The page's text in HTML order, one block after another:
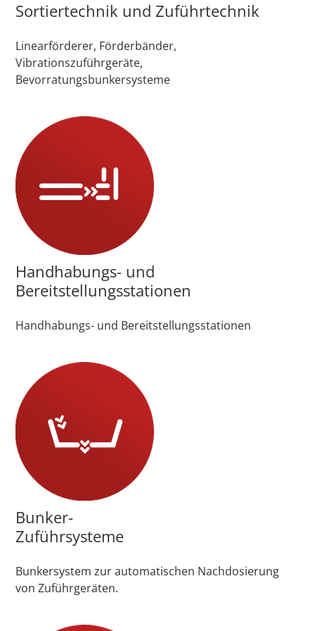
Sortiertechnik und Zuführtechnik
Linearförderer, Förderbänder,
Vibrationszuführgeräte,
Bevorratungsbunkersysteme
Handhabungs- und
Bereitstellungsstationen
Handhabungs- und Bereitstellungsstationen
Bunker-
Zuführsysteme
Bunkersystem zur automatischen Nachdosierung
von Zuführgeräten.